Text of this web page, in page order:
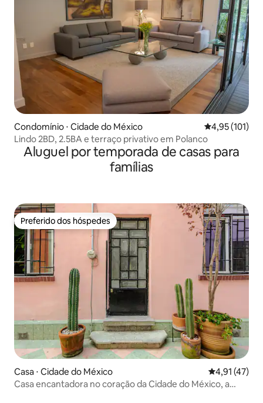
Condomínio ⋅ Cidade do México 4,95 de uma
4,95 (101)
Lindo 2BD, 2.5BA e terraço privativo em Polanco
Aluguel por temporada de casas para
famílias
Preferido dos hóspedes
Preferido dos hóspedes
Casa ⋅ Cidade do México 4,91 de uma
4,91 (47)
Casa encantadora no coração da Cidade do México, a